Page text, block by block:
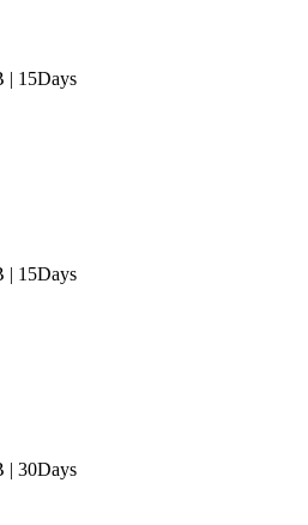
| 15Days
| 15Days
| 30Days